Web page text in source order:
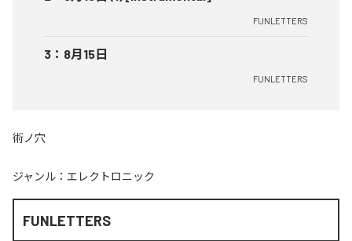
FUNLETTERS
3 ： 8月15日
FUNLETTERS
術ノ穴
ジャンル： エレクトロニック
FUNLETTERS